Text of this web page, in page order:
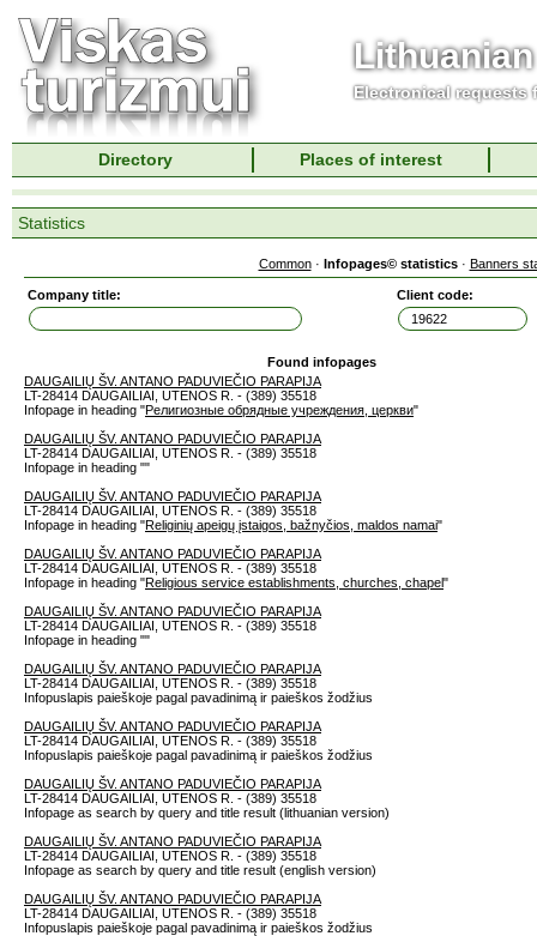
Electronical requests
Directory Places of interest
Statistics
Common· Infopages© statistics· Banners
Company title: Client code:
Found infopages
DAUGAILIŲ ŠV. ANTANO PADUVIEČIO PARAPIJA
LT-28414 DAUGAILIAI, UTENOS R. - (389) 35518
Infopage in heading "Религиозные обрядные учреждения, церкви"
DAUGAILIŲ ŠV. ANTANO PADUVIEČIO PARAPIJA
LT-28414 DAUGAILIAI, UTENOS R. - (389) 35518
Infopage in heading ""
DAUGAILIŲ ŠV. ANTANO PADUVIEČIO PARAPIJA
LT-28414 DAUGAILIAI, UTENOS R. - (389) 35518
Infopage in heading "Religinių apeigų įstaigos, bažnyčios, maldos namai"
DAUGAILIŲ ŠV. ANTANO PADUVIEČIO PARAPIJA
LT-28414 DAUGAILIAI, UTENOS R. - (389) 35518
Infopage in heading "Religious service establishments, churches, chapel"
DAUGAILIŲ ŠV. ANTANO PADUVIEČIO PARAPIJA
LT-28414 DAUGAILIAI, UTENOS R. - (389) 35518
Infopage in heading ""
DAUGAILIŲ ŠV. ANTANO PADUVIEČIO PARAPIJA
LT-28414 DAUGAILIAI, UTENOS R. - (389) 35518
Infopuslapis paieškoje pagal pavadinimą ir paieškos žodžius
DAUGAILIŲ ŠV. ANTANO PADUVIEČIO PARAPIJA
LT-28414 DAUGAILIAI, UTENOS R. - (389) 35518
Infopuslapis paieškoje pagal pavadinimą ir paieškos žodžius
DAUGAILIŲ ŠV. ANTANO PADUVIEČIO PARAPIJA
LT-28414 DAUGAILIAI, UTENOS R. - (389) 35518
Infopage as search by query and title result (lithuanian version)
DAUGAILIŲ ŠV. ANTANO PADUVIEČIO PARAPIJA
LT-28414 DAUGAILIAI, UTENOS R. - (389) 35518
Infopage as search by query and title result (english version)
DAUGAILIŲ ŠV. ANTANO PADUVIEČIO PARAPIJA
LT-28414 DAUGAILIAI, UTENOS R. - (389) 35518
Infopuslapis paieškoje pagal pavadinimą ir paieškos žodžius